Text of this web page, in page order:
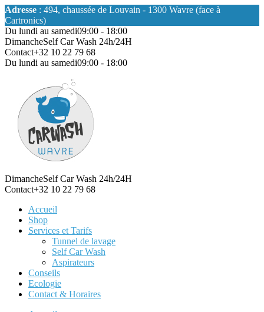
Adresse : 494, chaussée de Louvain - 1300 Wavre (face à
Cartronics)
Du lundi au samedi09:00 - 18:00
DimancheSelf Car Wash 24h/24H
Contact+32 10 22 79 68
Du lundi au samedi09:00 - 18:00
DimancheSelf Car Wash 24h/24H
Contact+32 10 22 79 68
Accueil
Shop
Services et Tarifs
Tunnel de lavage
Self Car Wash
Aspirateurs
Conseils
Ecologie
Contact & Horaires